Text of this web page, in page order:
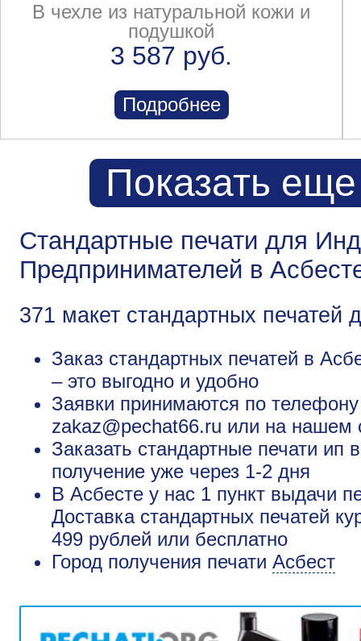
В чехле из натуральной кожи и
подушкой
3 587 руб.
Подробнее
Показать
Стандартные печати для
Предпринимателей в
371 макет стандартных печатей
Заказ стандартных печатей в
– это выгодно и удобно
Заявки принимаются по
zakaz@pechat66.ru или на нашем
Заказать стандартные печати
получение уже через 1-2 дня
В Асбесте у нас 1 пункт выдачи
Доставка стандартных печатей
499 рублей или бесплатно
Город получения печати Асбест